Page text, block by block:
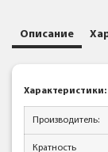
Описание
Характеристики:
Производитель:
Кратность